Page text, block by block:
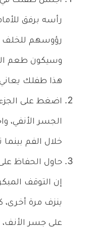
رأسه برفق
رؤوسهم للخلف
وسيكون طعم
هذا طفلك
اضغط على
الجسر
خلال الفم
إن التوقف
ينزف مرة
على جسر